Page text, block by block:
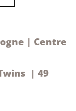
| Centre
| 49